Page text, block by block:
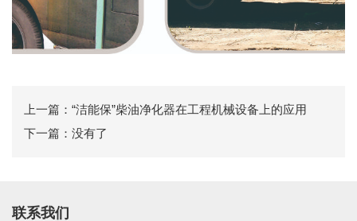
上一篇：“洁能保”柴油净化器在工程机械设备上的应用
下一篇：没有了
联系我们